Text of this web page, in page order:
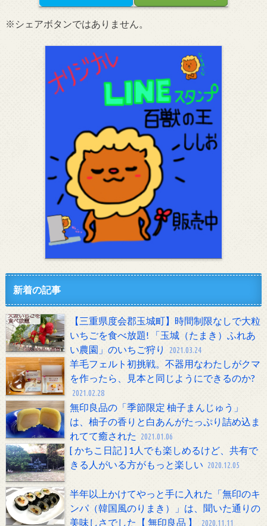
※シェアボタンではありません。
新着の記事
【三重県度会郡玉城町】時間制限なしで大粒
いちごを食べ放題! 「玉城（たまき）ふれあ
い農園」のいちご狩り
2021.03.24
羊毛フェルト初挑戦。不器用なわたしがクマ
を作ったら、見本と同じようにできるのか?
2021.02.28
無印良品の「季節限定 柚子まんじゅう」
は、柚子の香りと白あんがたっぷり詰め込ま
れてて癒された
2021.01.06
[ かちこ日記 ] 1人でも楽しめるけど、共有で
きる人がいる方がもっと楽しい 2020.12.05
半年以上かけてやっと手に入れた「無印のキ
ンパ（韓国風のりまき）」は、聞いた通りの
美味しさでした【 無印良品 】
2020.11.11